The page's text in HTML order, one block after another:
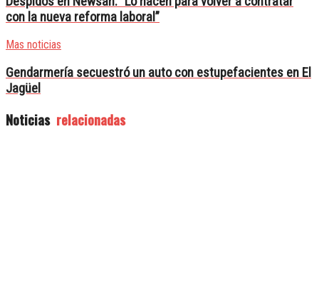
con la nueva reforma laboral”
Mas noticias
Gendarmería secuestró un auto con estupefacientes en El
Jagüel
Noticias relacionadas